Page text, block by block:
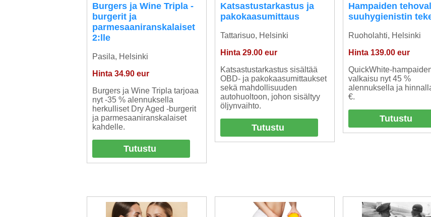
Burgers ja Wine Tripla -
burgerit ja
parmesaaniranskalaiset
2:lle
Pasila, Helsinki
Hinta 34.90 eur
Burgers ja Wine Tripla tarjoaa
nyt -35 % alennuksella
herkulliset Dry Aged -burgerit
ja parmesaaniranskalaiset
kahdelle.
Tutustu
Katsastustarkastus ja
pakokaasumittaus
Tattarisuo, Helsinki
Hinta 29.00 eur
Katsastustarkastus sisältää
OBD- ja pakokaasumittaukset
sekä mahdollisuuden
autohuoltoon, johon sisältyy
öljynvaihto.
Tutustu
Hampaiden
suuhygienistin
Ruoholahti, Helsinki
Hinta 139.00 eur
QuickWhite-
valkaisu nyt 45 %
alennuksella ja
€.
Tutustu